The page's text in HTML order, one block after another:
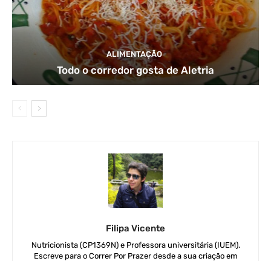
ALIMENTAÇÃO
Todo o corredor gosta de Aletria
Filipa Vicente
Nutricionista (CP1369N) e Professora universitária (IUEM).
Escreve para o Correr Por Prazer desde a sua criação em